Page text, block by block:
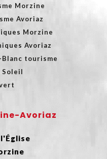
Morzine
Avoriaz
Morzine
Avoriaz
tourisme
Soleil
Avoriaz